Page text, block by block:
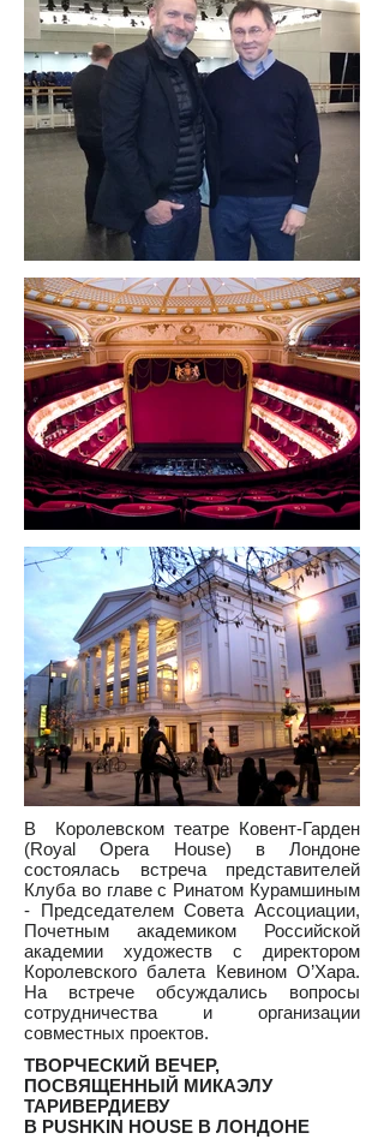
В Королевском театре Ковент-Гарден
(Royal Opera House) в Лондоне
состоялась встреча представителей
Клуба во главе с Ринатом Курамшиным
- Председателем Совета Ассоциации,
Почетным академиком Российской
академии художеств с директором
Королевского балета Кевином О’Хара.
На встрече обсуждались вопросы
сотрудничества и организации
совместных проектов.
ТВОРЧЕСКИЙ ВЕЧЕР,
ПОСВЯЩЕННЫЙ МИКАЭЛУ
ТАРИВЕРДИЕВУ
В PUSHKIN HOUSE В ЛОНДОНЕ